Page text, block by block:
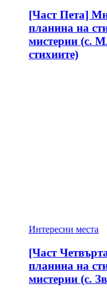
[Част Пета]
планина на
мистерии (с.
стихиите)
Интересни места
[Част
планина на
мистерии (с.